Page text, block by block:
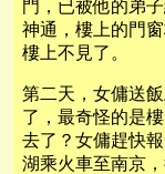
門，已被他的弟
神通，樓上的門
樓上不見了。
第二天，女傭送
了，最奇怪的是
去了？女傭趕快
湖乘火車至南京